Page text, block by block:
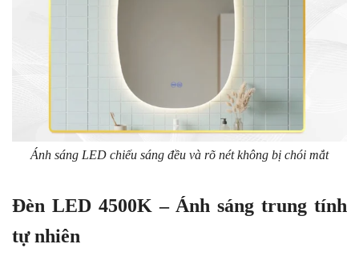
Ánh sáng LED chiếu sáng đều và rõ nét không bị chói mắt
Đèn LED 4500K – Ánh sáng trung tính
tự nhiên